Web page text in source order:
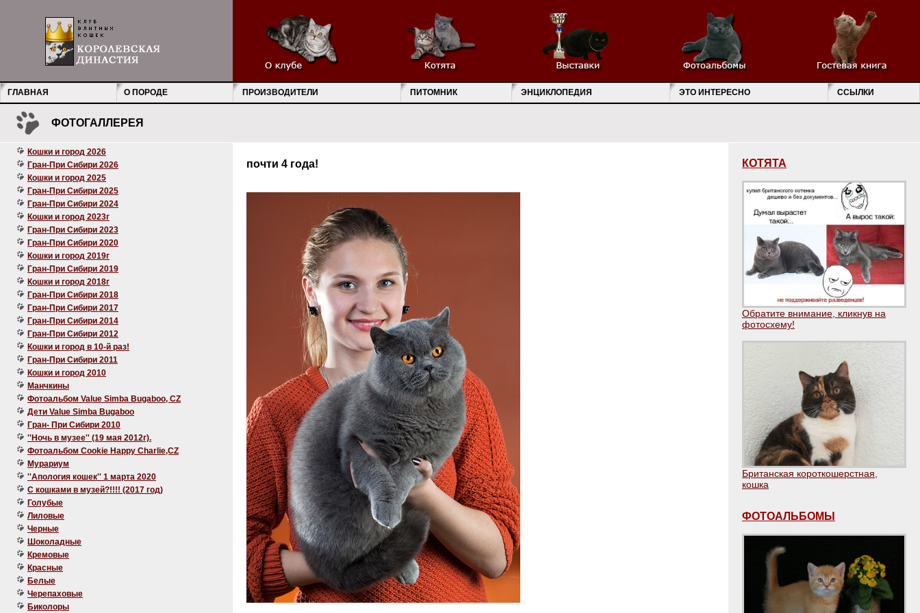
ГЛАВНАЯ О ПОРОДЕ ПРОИЗВОДИТЕЛИ ПИТОМНИК ЭНЦИКЛОПЕДИЯ ЭТО ИНТЕРЕСНО ССЫЛКИ
ФОТОГАЛЛЕРЕЯ
Кошки и город 2026
Гран-При Сибири 2026
Кошки и город 2025
Гран-При Сибири 2025
Гран-При Сибири 2024
Кошки и город 2023г
Гран-При Сибири 2023
Гран-При Сибири 2020
Кошки и город 2019г
Гран-При Сибири 2019
Кошки и город 2018г
Гран-При Сибири 2018
Гран-При Сибири 2017
Гран-При Сибири 2014
Гран-При Сибири 2012
Кошки и город в 10-й раз!
Гран-При Сибири 2011
Кошки и город 2010
Манчкины
Фотоальбом Value Simba Bugaboo, CZ
Дети Value Simba Bugaboo
Гран- При Сибири 2010
''Ночь в музее'' (19 мая 2012г).
Фотоальбом Cookie Happy Charlie,CZ
Мурариум
''Апология кошек'' 1 марта 2020
C кошками в музей?!!!! (2017 год)
Голубые
Лиловые
Черные
Шоколадные
Кремовые
Красные
Белые
Черепаховые
Биколоры
почти 4 года! КОТЯТА
Обратите внимание, кликнув на
фотосхему!
Британская короткошерстная,
кошка
ФОТОАЛЬБОМЫ